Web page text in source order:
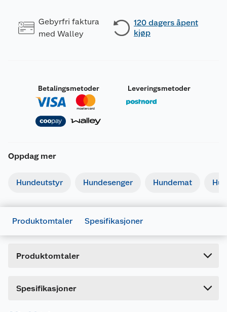
Gebyrfri faktura
med Walley
120 dagers åpent
kjøp
Betalingsmetoder Leveringsmetoder
Oppdag mer
Hundeutstyr Hundesenger Hundemat
Produktomtaler Spesifikasjoner
Produktomtaler
Spesifikasjoner
Generelt
Lengde